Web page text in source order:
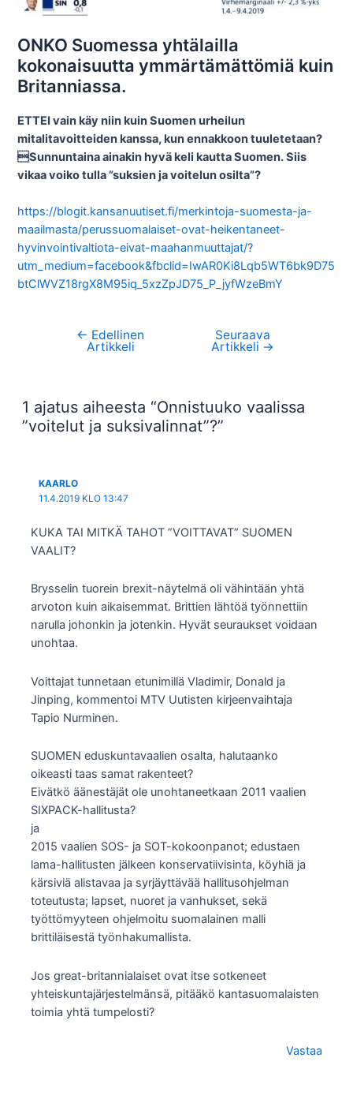
ONKO Suomessa yhtälailla
kokonaisuutta ymmärtämättömiä kuin
Britanniassa.
ETTEI vain käy niin kuin Suomen urheilun
mitalitavoitteiden kanssa, kun ennakkoon tuuletetaan?
Sunnuntaina ainakin hyvä keli kautta Suomen. Siis
vikaa voiko tulla ”suksien ja voitelun osilta”?
https://blogit.kansanuutiset.fi/merkintoja-suomesta-ja-
maailmasta/perussuomalaiset-ovat-heikentaneet-
hyvinvointivaltiota-eivat-maahanmuuttajat/?
utm_medium=facebook&fbclid=IwAR0Ki8Lqb5WT6bk9D75
btClWVZ18rgX8M95iq_5xzZpJD75_P_jyfWzeBmY
Artikkelien
← Edellinen
Artikkeli
Seuraava
Artikkeli →
1 ajatus aiheesta “Onnistuuko vaalissa
”voitelut ja suksivalinnat”?”
KAARLO
11.4.2019 KLO 13:47
KUKA TAI MITKÄ TAHOT ”VOITTAVAT” SUOMEN
VAALIT?
Brysselin tuorein brexit-näytelmä oli vähintään yhtä
arvoton kuin aikaisemmat. Brittien lähtöä työnnettiin
narulla johonkin ja jotenkin. Hyvät seuraukset voidaan
unohtaa.
Voittajat tunnetaan etunimillä Vladimir, Donald ja
Jinping, kommentoi MTV Uutisten kirjeenvaihtaja
Tapio Nurminen.
SUOMEN eduskuntavaalien osalta, halutaanko
oikeasti taas samat rakenteet?
Eivätkö äänestäjät ole unohtaneetkaan 2011 vaalien
SIXPACK-hallitusta?
ja
2015 vaalien SOS- ja SOT-kokoonpanot; edustaen
lama-hallitusten jälkeen konservatiivisinta, köyhiä ja
kärsiviä alistavaa ja syrjäyttävää hallitusohjelman
toteutusta; lapset, nuoret ja vanhukset, sekä
työttömyyteen ohjelmoitu suomalainen malli
brittiläisestä työnhakumallista.
Jos great-britannialaiset ovat itse sotkeneet
yhteiskuntajärjestelmänsä, pitääkö kantasuomalaisten
toimia yhtä tumpelosti?
Vastaa